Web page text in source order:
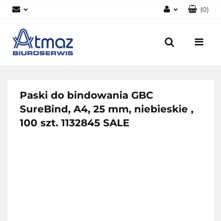
Zarejestruj się
(0)
Paski do bindowania GBC
SureBind, A4, 25 mm, niebieskie ,
100 szt. 1132845 SALE